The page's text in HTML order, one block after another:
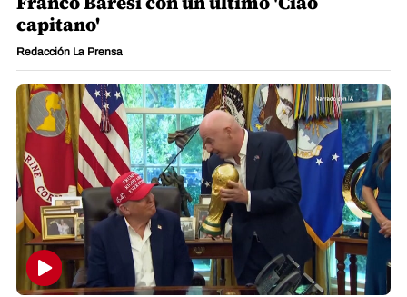
capitano'
Redacción La Prensa